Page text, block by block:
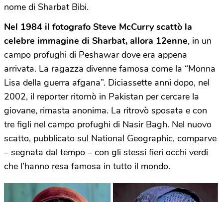
nome di Sharbat Bibi.
Nel 1984 il fotografo Steve McCurry scattò la
celebre immagine di Sharbat, allora 12enne, in un
campo profughi di Peshawar dove era appena
arrivata. La ragazza divenne famosa come la “Monna
Lisa della guerra afgana”. Diciassette anni dopo, nel
2002, il reporter ritornò in Pakistan per cercare la
giovane, rimasta anonima. La ritrovò sposata e con
tre figli nel campo profughi di Nasir Bagh. Nel nuovo
scatto, pubblicato sul National Geographic, comparve
– segnata dal tempo – con gli stessi fieri occhi verdi
che l’hanno resa famosa in tutto il mondo.